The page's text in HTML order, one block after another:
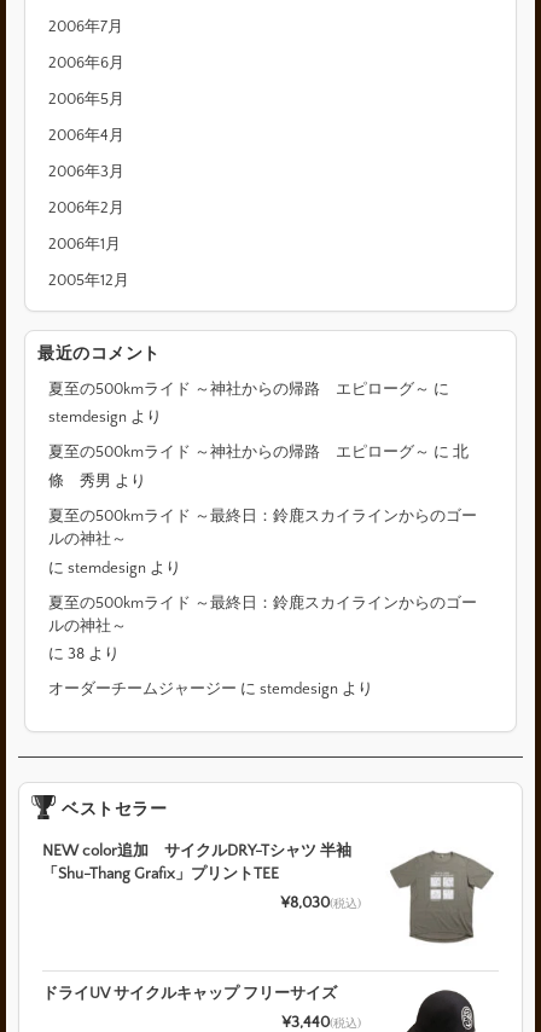
2006年7月
2006年6月
2006年5月
2006年4月
2006年3月
2006年2月
2006年1月
2005年12月
最近のコメント
夏至の500kmライド ～神社からの帰路 エピローグ～ に
stemdesign より
夏至の500kmライド ～神社からの帰路 エピローグ～ に北
條 秀男 より
夏至の500kmライド ～最終日：鈴鹿スカイラインからのゴー
ルの神社～
にstemdesign より
夏至の500kmライド ～最終日：鈴鹿スカイラインからのゴー
ルの神社～
に38 より
オーダーチームジャージー にstemdesign より
ベストセラー
NEW color追加 サイクルDRY-Tシャツ 半袖
「Shu-Thang Grafix」プリントTEE
¥8,030(税込)
ドライUV サイクルキャップ フリーサイズ
¥3,440(税込)